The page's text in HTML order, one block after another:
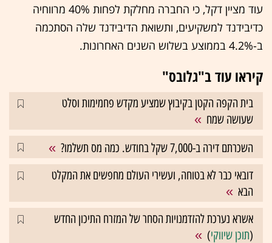
עוד מציין דקל, כי החברה מחלקת לפחות 40% מרווחיה
כדיבידנד למשקיעים, ותשואת הדיבידנד שלה הסתכמה
ב-4.2% בממוצע בשלוש השנים האחרונות.
קיראו עוד ב"גלובס"
בית הקפה הקטן בקיבוץ שמציע מקדש פחמימות וסלט
שעושה שמח
השכרתם דירה ב-7,000 שקל בחודש. כמה מס תשלמו?
דובאי כבר לא בטוחה, ועשירי העולם מחפשים את המקלט
הבא
אשרא נערכת להזדמנויות הסחר של המזרח התיכון החדש
(תוכן שיווקי)